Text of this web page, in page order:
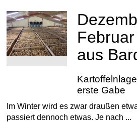
aus
erste Gabe
Im Winter wird es zwar draußen
passiert dennoch etwas. Je nach ...